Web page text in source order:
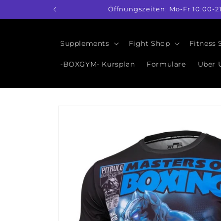
Inhalt
Öffnungszeiten: Mo-Fr 10:00-
Supplements Fight Shop Fitness
-BOXGYM- Kursplan Formulare Über